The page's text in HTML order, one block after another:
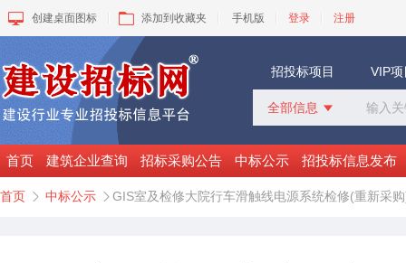
创建桌面图标 添加到收藏夹 手机版 登录 注册
招投标项目 VIP
全部信息 
招标采购
中标公示
变更公告
首页 建筑企业查询 招标采购公告 中标公示 招投标信息发布
首页  中标公示  GIS室及检修大院行车滑触线电源系统检修(重新采